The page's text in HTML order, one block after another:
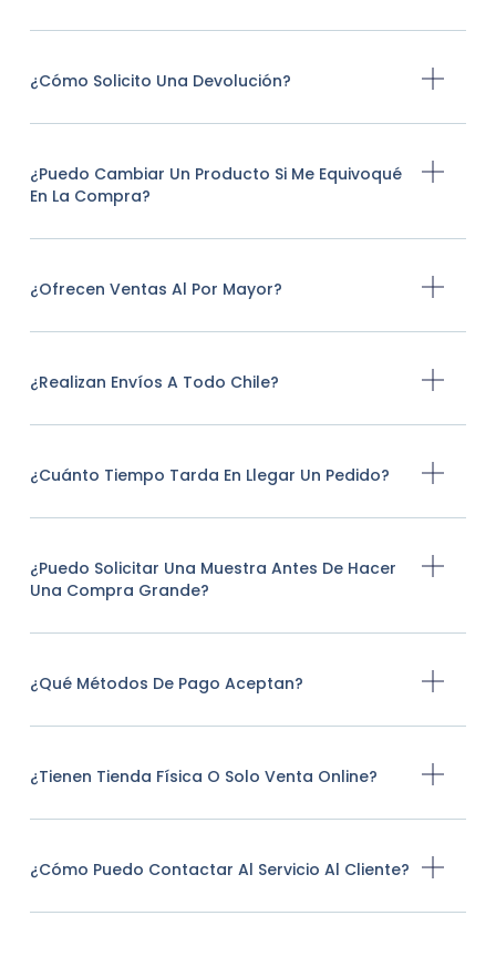
¿Cómo Solicito Una Devolución?
¿Puedo Cambiar Un Producto Si Me Equivoqué
En La Compra?
¿Ofrecen Ventas Al Por Mayor?
¿Realizan Envíos A Todo Chile?
¿Cuánto Tiempo Tarda En Llegar Un Pedido?
¿Puedo Solicitar Una Muestra Antes De Hacer
Una Compra Grande?
¿Qué Métodos De Pago Aceptan?
¿Tienen Tienda Física O Solo Venta Online?
¿Cómo Puedo Contactar Al Servicio Al Cliente?